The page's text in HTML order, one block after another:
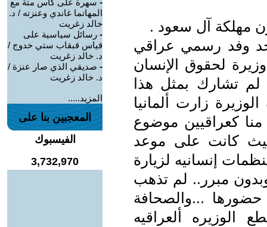
مهلكة آل سعود .
وفد رسمي عراقي
لحقوق الإنسان
لم تشارك بمثل هذا
زارت ألمانيا
كعراقيين موضوع
كانت على موعد
إنسانيه لزيارة
مبرر.. لم تذهب
...والصحافة
الوزيره ألعراقيه
- سهرة على كأس متة مع
المهاتما غاندي وعنزته / د.
خالد زغريت
- رسائل سياسية على
قياس قبقاب ستي خدوج /
د. خالد زغريت
- صديقي الذي صار عنزة /
د. خالد زغريت
المزيد.....
المعجبين بنا على
الفيسبوك
3,732,970